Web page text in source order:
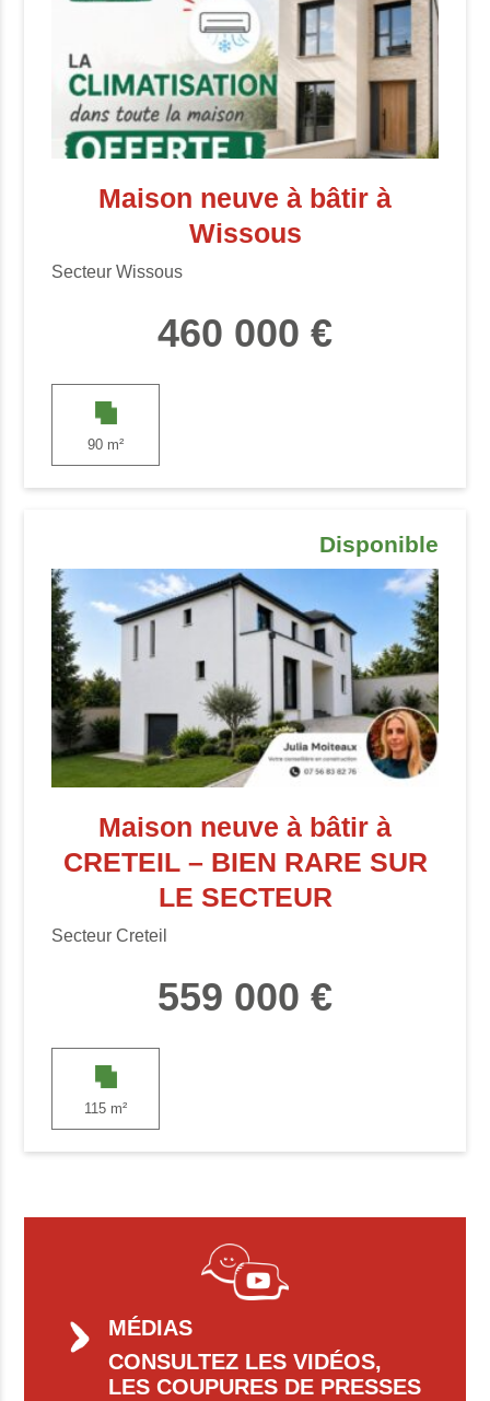
Maison neuve à bâtir à
Wissous
Secteur Wissous
460 000 €
90 m²
Disponible
Maison neuve à bâtir à
CRETEIL – BIEN RARE SUR
LE SECTEUR
Secteur Creteil
559 000 €
115 m²
MÉDIAS
CONSULTEZ LES VIDÉOS,
LES COUPURES DE PRESSES